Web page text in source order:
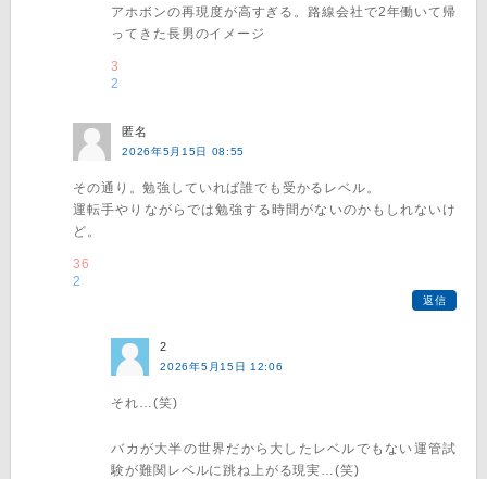
アホボンの再現度が高すぎる。路線会社で2年働いて帰
ってきた長男のイメージ
3
2
匿名
2026年5月15日 08:55
その通り。勉強していれば誰でも受かるレベル。
運転手やりながらでは勉強する時間がないのかもしれないけ
ど。
36
2
返信
2
2026年5月15日 12:06
それ…(笑)
バカが大半の世界だから大したレベルでもない運管試
験が難関レベルに跳ね上がる現実…(笑)